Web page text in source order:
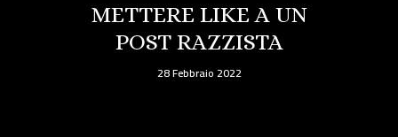
METTERE LIKE A UN
POST RAZZISTA
28 Febbraio 2022